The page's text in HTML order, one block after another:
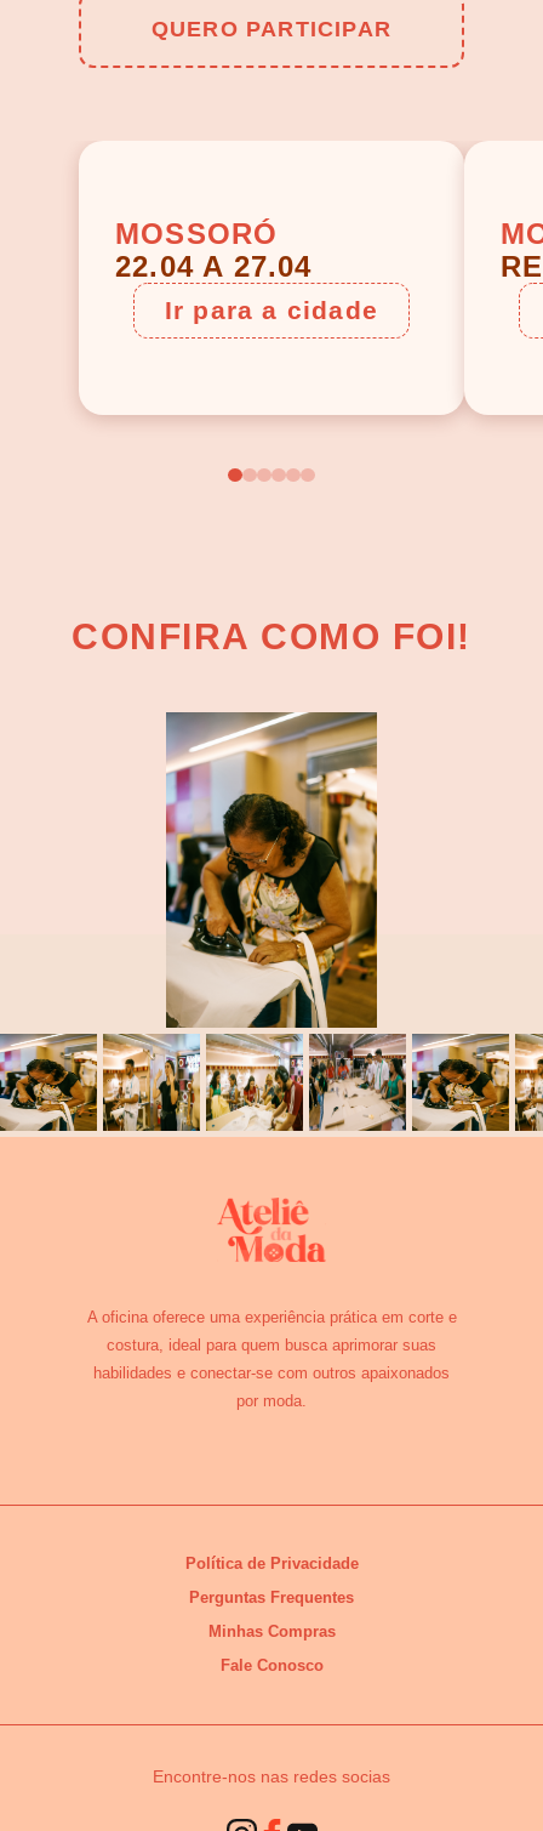
QUERO PARTICIPAR
MOSSORÓ
22.04 A 27.04
Ir para a cidade
CONFIRA COMO FOI!
A oficina oferece uma experiência prática em corte e
costura, ideal para quem busca aprimorar suas
habilidades e conectar-se com outros apaixonados
por moda.
Política de Privacidade
Perguntas Frequentes
Minhas Compras
Fale Conosco
encontre-nos nas redes socias